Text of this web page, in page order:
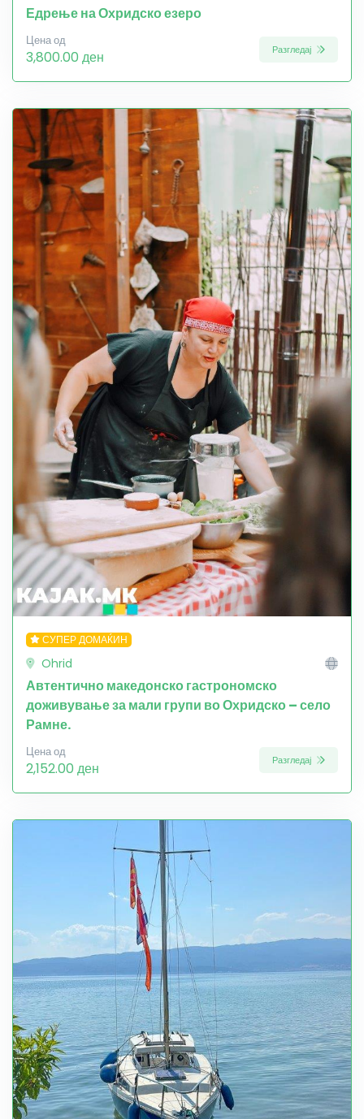
Едрење на Охридско езеро
Цена од
3,800.00 ден Разгледај
СУПЕР ДОМАЌИН
Ohrid
Автентично македонско гастрономско
доживување за мали групи во Охридско – село
Рамне.
Цена од
2,152.00 ден Разгледај